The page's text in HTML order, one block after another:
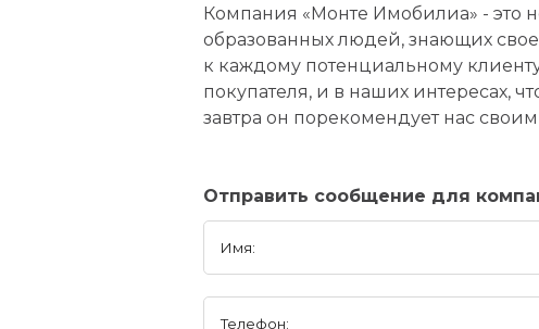
Компания «Монте Имобилиа» - это
образованных людей, знающих
к каждому потенциальному
покупателя, и в наших интересах,
завтра он порекомендует нас
Отправить сообщение для
Имя:
Телефон: